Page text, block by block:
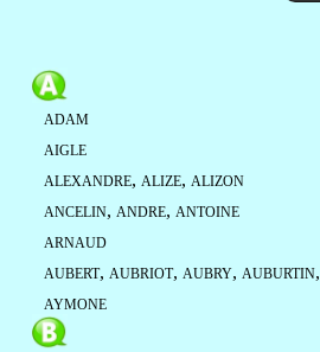
ADAM
AIGLE
ALEXANDRE, ALIZE, ALIZON
ANCELIN, ANDRE, ANTOINE
ARNAUD
AUBERT, AUBRIOT, AUBRY, AUBURTIN,
AYMONE